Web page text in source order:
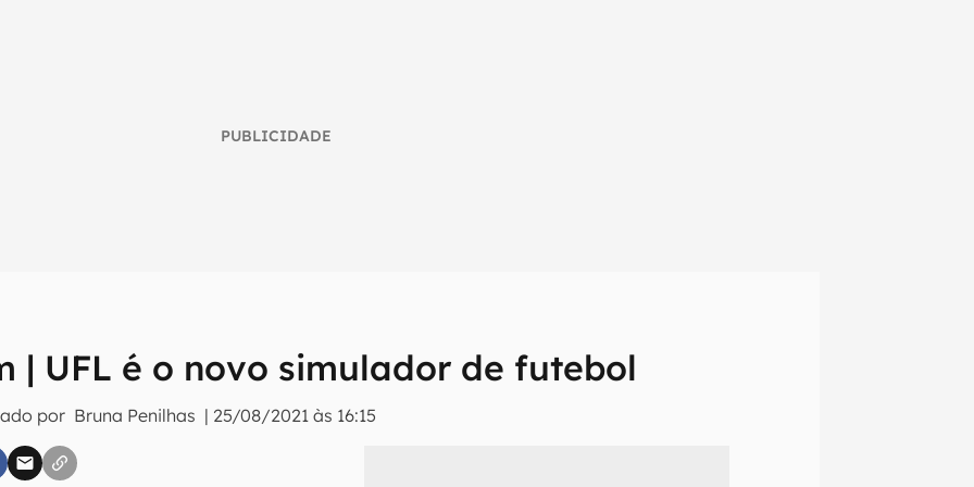
PUBLICIDADE
| UFL é o novo simulador de futebol
por Bruna Penilhas | 25/08/2021 às 16:15
inteligente do mundo tech!
do Canaltech e receba notícias e reviews sobre tecnologia em primeira